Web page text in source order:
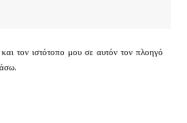
τον ιστότοπο μου σε αυτόν τον πλοηγό